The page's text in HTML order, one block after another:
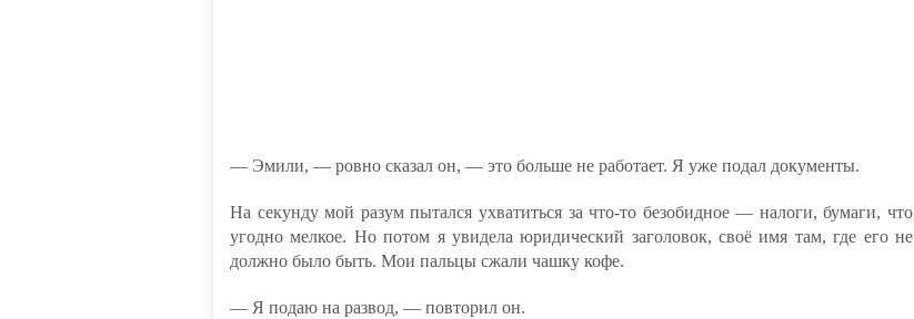
— Эмили, — ровно сказал он, — это больше не работает. Я уже подал документы.
На секунду мой разум пытался ухватиться за что-то безобидное — налоги, бумаги, что
угодно мелкое. Но потом я увидела юридический заголовок, своё имя там, где его не
должно было быть. Мои пальцы сжали чашку кофе.
— Я подаю на развод, — повторил он.